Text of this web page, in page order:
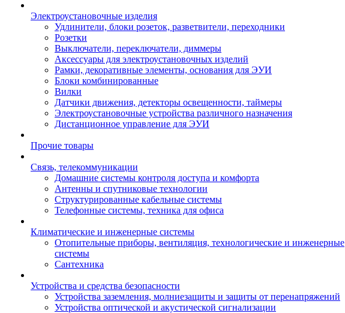
Электроустановочные изделия
Удлинители, блоки розеток, разветвители, переходники
Розетки
Выключатели, переключатели, диммеры
Аксессуары для электроустановочных изделий
Рамки, декоративные элементы, основания для ЭУИ
Блоки комбинированные
Вилки
Датчики движения, детекторы освещенности, таймеры
Электроустановочные устройства различного назначения
Дистанционное управление для ЭУИ
Прочие товары
Связь, телекоммуникации
Домашние системы контроля доступа и комфорта
Антенны и спутниковые технологии
Структурированные кабельные системы
Телефонные системы, техника для офиса
Климатические и инженерные системы
Отопительные приборы, вентиляция, технологические и инженерные
системы
Сантехника
Устройства и средства безопасности
Устройства заземления, молниезащиты и защиты от перенапряжений
Устройства оптической и акустической сигнализации